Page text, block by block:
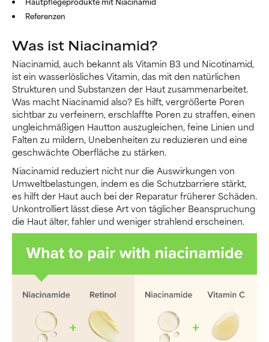
Referenzen
Was ist Niacinamid?
Niacinamid, auch bekannt als Vitamin B3 und Nicotinamid,
ist ein wasserlösliches Vitamin, das mit den natürlichen
Strukturen und Substanzen der Haut zusammenarbeitet.
Was macht Niacinamid also? Es hilft, vergrößerte Poren
sichtbar zu verfeinern, erschlaffte Poren zu straffen, einen
ungleichmäßigen Hautton auszugleichen, feine Linien und
Falten zu mildern, Unebenheiten zu reduzieren und eine
geschwächte Oberfläche zu stärken.
Niacinamid reduziert nicht nur die Auswirkungen von
Umweltbelastungen, indem es die Schutzbarriere stärkt,
es hilft der Haut auch bei der Reparatur früherer Schäden.
Unkontrolliert lässt diese Art von täglicher Beanspruchung
die Haut älter, fahler und weniger strahlend erscheinen.